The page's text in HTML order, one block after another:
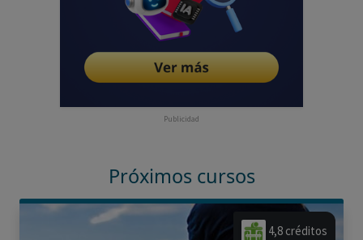
Publicidad
Próximos cursos
4,8 créditos